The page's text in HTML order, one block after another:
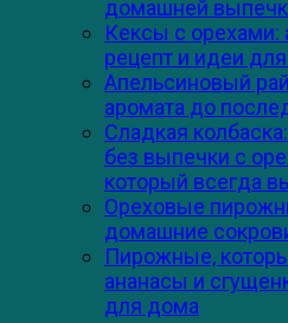
домашней
Кексы с
рецепт и идеи
Апельсиновый
аромата до
Сладкая
без выпечки с
который всегда
Ореховые
домашние
Пирожные,
ананасы и
для дома